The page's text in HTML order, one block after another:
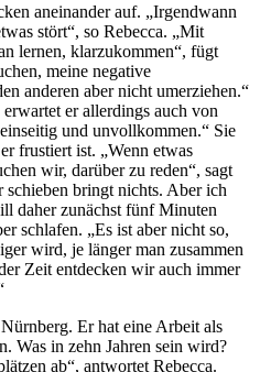
aneinander auf. „Irgendwann
stört“, so Rebecca. „Mit
lernen, klarzukommen“, fügt
meine negative
anderen aber nicht umerziehen.“
er allerdings auch von
und unvollkommen.“ Sie
frustiert ist. „Wenn etwas
wir, darüber zu reden“, sagt
schieben bringt nichts. Aber ich
daher zunächst fünf Minuten
schlafen. „Es ist aber nicht so,
wird, je länger man zusammen
Zeit entdecken wir auch immer
Er hat eine Arbeit als
Was in zehn Jahren sein wird?
ab“, antwortet Rebecca.